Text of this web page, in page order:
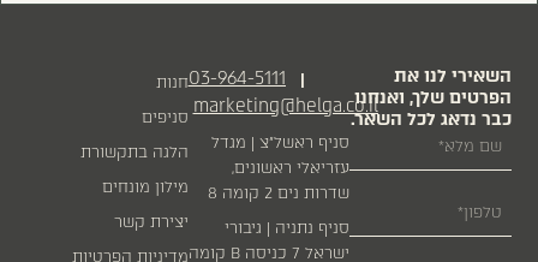
03-964-5111 |
marketing@helga.co.il
סניף ראשל״צ | מגדל
עזריאלי ראשונים,
שדרות נים 2 קומה 8
סניף נתניה | גיבורי
ישראל 7 כניסה B קומה
חנות
סניפים
הלגה בתקשורת
מילון מונחים
יצירת קשר
מדיניות הפרטיות
השאירי לנו את
הפרטים שלך, ואנחנו
כבר נדאג לכל השאר.